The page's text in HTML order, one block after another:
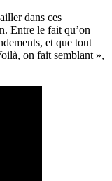
dans ces
Entre le fait qu’on
et que tout
on fait semblant »,